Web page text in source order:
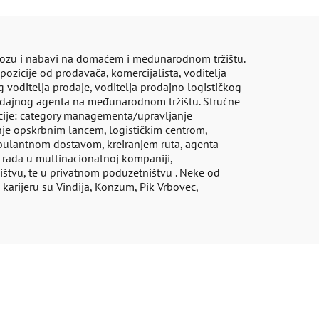
i nabavi na domaćem i međunarodnom tržištu.
od prodavača, komercijalista, voditelja
voditelja prodaje, voditelja prodajno logističkog
agenta na međunarodnom tržištu. Stručne
category managementa/upravljanje
opskrbnim lancem, logističkim centrom,
dostavom, kreiranjem ruta, agenta
u multinacionalnoj kompaniji,
te u privatnom poduzetništvu . Neke od
su Vindija, Konzum, Pik Vrbovec,